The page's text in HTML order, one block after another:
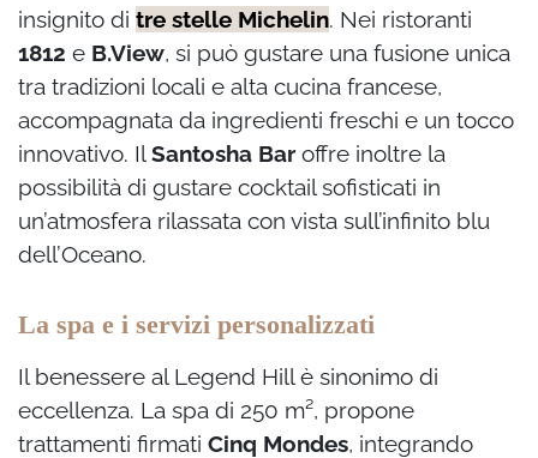
insignito di tre stelle Michelin. Nei ristoranti
1812 e B.View, si può gustare una fusione unica
tra tradizioni locali e alta cucina francese,
accompagnata da ingredienti freschi e un tocco
innovativo. IlSantosha Bar offre inoltre la
possibilità di gustare cocktail sofisticati in
un’atmosfera rilassata con vista sull’infinito blu
dell’Oceano.
La spa e i servizi personalizzati
Il benessere al Legend Hill è sinonimo di
eccellenza. La spa di 250 m², propone
trattamenti firmati Cinq Mondes, integrando